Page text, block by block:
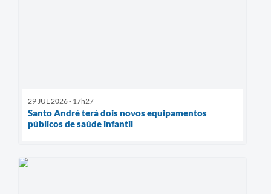
29 JUL 2026 - 17h27
Santo André terá dois novos equipamentos
públicos de saúde infantil